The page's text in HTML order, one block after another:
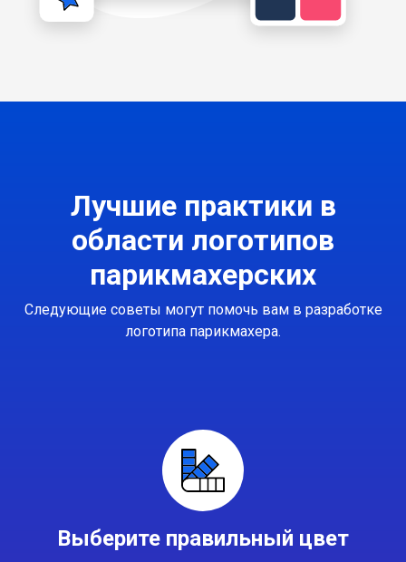
Лучшие практики в
области логотипов
парикмахерских
Следующие советы могут помочь вам в разработке
логотипа парикмахера.
Выберите правильный цвет